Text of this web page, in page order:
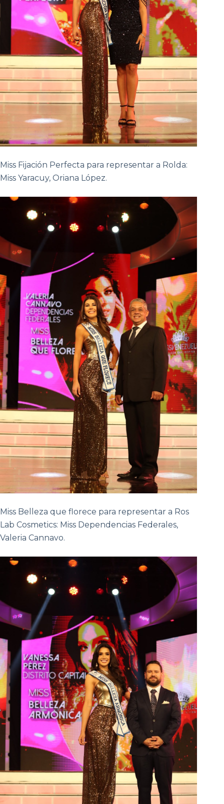
Miss Fijación Perfecta para representar a Rolda:
Miss Yaracuy, Oriana López.
Miss Belleza que florece para representar a Ros
Lab Cosmetics: Miss Dependencias Federales,
Valeria Cannavo.